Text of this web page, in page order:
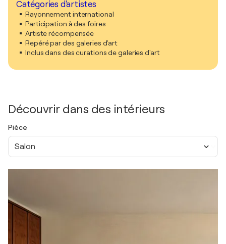
Catégories d'artistes
Rayonnement international
Participation à des foires
Artiste récompensée
Repéré par des galeries d'art
Inclus dans des curations de galeries d'art
Découvrir dans des intérieurs
Pièce
Salon